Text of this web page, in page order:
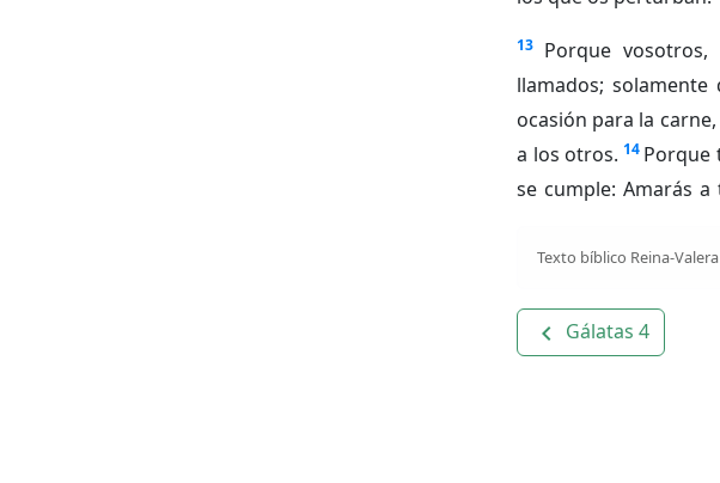
13 Porque
llamados;
ocasión para la
a los otros. 14 Porque
se cumple: Amarás
Texto bíblico Reina-
navigate_before Gálatas 4